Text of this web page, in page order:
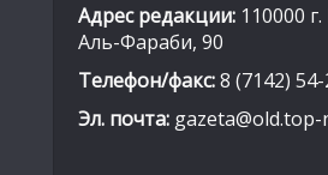
Адрес редакции: 110000
Аль-Фараби, 90
Телефон/факс:8 (7142)
Эл. почта: gazeta@old.top-